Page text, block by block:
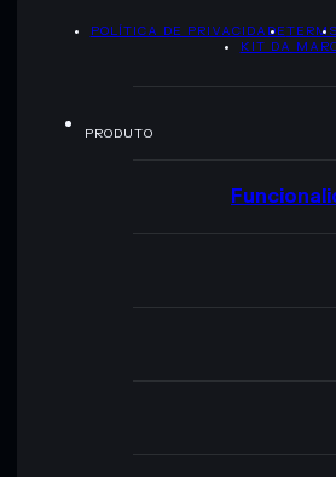
POLÍTICA DE PRIVACIDADETERMS
KIT DA
PRODUTO